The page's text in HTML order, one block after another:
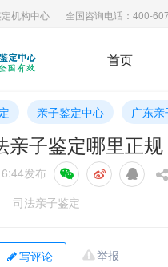
机构中心 全国咨询电话：400-
首页
亲子鉴定中心 广东
亲子鉴定哪里正规
发布
司法亲子鉴定
举报
写评论